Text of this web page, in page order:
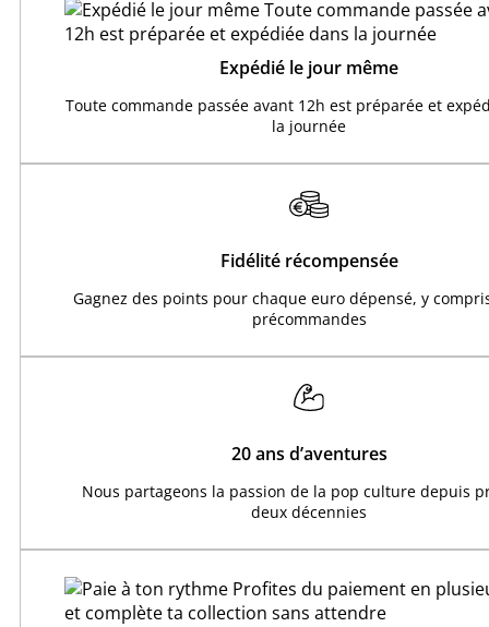
Expédié le jour même
Toute commande passée avant 12h est préparée et
la journée
Fidélité récompensée
Gagnez des points pour chaque euro dépensé, y
précommandes
20 ans d’aventures
Nous partageons la passion de la pop culture depuis
deux décennies